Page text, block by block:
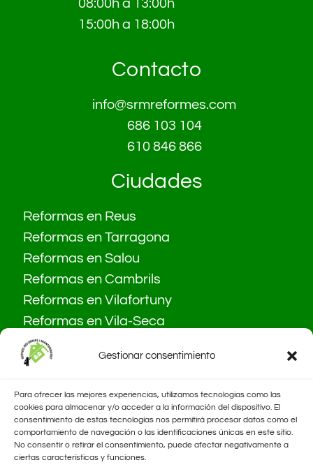
Gestionar consentimiento
Para ofrecer las mejores experiencias, utilizamos tecnologías como las
cookies para almacenar y/o acceder a la información del dispositivo. El
consentimiento de estas tecnologías nos permitirá procesar datos como el
comportamiento de navegación o las identificaciones únicas en este sitio.
No consentir o retirar el consentimiento, puede afectar negativamente a
ciertas características y funciones.
08:00h a 13:00h
15:00h a 18:00h
Contacto
info@srmreformes.com
686 103 104
610 846 866
Ciudades
Reformas en Reus
Reformas en Tarragona
Reformas en Salou
Reformas en Cambrils
Reformas en Vilafortuny
Reformas en Vila-Seca